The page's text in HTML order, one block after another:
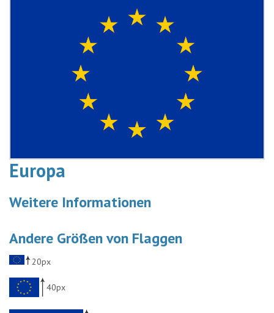
Europa
Weitere Informationen
Andere Größen von Flaggen
20px
40px